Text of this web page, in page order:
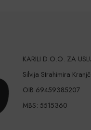
KARILI D.O.O. ZA
Silvija Strahimira
OIB 69459385207
MBS: 5515360